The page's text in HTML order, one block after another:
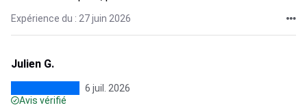
Expérience du : 27 juin 2026
Julien G.
6 juil. 2026
Avis vérifié